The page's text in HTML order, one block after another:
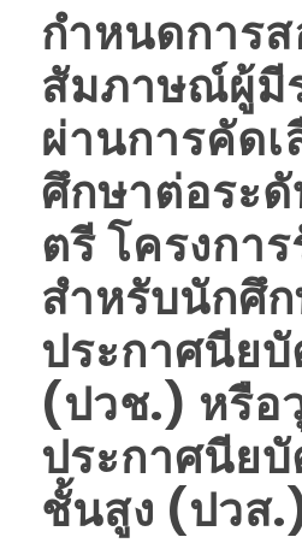
กำหนดการ
สัมภาษณ์ผู้มี
ผ่านการคัดเ
ศึกษาต่อระ
ตรี โครงกา
สำหรับนักศึ
ประกาศนีย
(ปวช.) หรือ
ประกาศนีย
ชั้นสูง (ปวส